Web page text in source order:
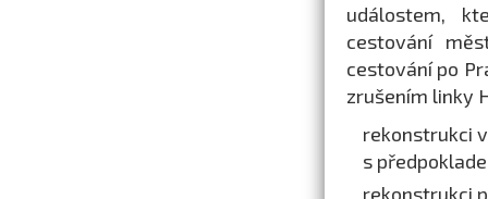
událostem,
cestování
cestování po
zrušením linky
rekonstrukci
s
rekonstrukci